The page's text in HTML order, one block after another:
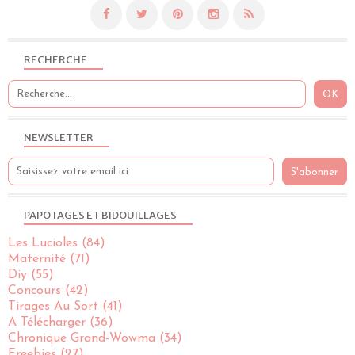
NEWSLETTER
RECHERCHE
PAPOTAGES ET BIDOUILLAGES
Les Lucioles (84)
Maternité (71)
Diy (55)
Concours (42)
Tirages Au Sort (41)
A Télécharger (36)
Chronique Grand-Wowma (34)